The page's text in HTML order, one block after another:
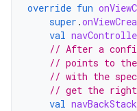
override fun
super .
val
// After a
// points to the
// with the
// get the right
val